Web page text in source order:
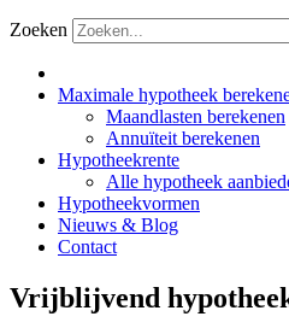
Zoeken
Maximale hypotheek
Maandlasten berekenen
Annuïteit berekenen
Hypotheekrente
Alle hypotheek
Hypotheekvormen
Nieuws & Blog
Contact
Vrijblijvend